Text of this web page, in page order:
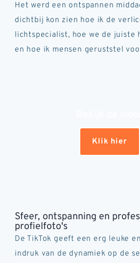
Het werd een ontspannen
dichtbij kon zien hoe ik de
lichtspecialist, hoe we de juiste
en hoe ik mensen geruststel
Klik hier
Sfeer, ontspanning en
profielfoto's
De TikTok geeft een erg leuke
indruk van de dynamiek op de